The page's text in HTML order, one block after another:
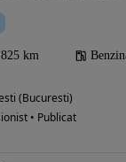
km
(Bucuresti)
• Publicat